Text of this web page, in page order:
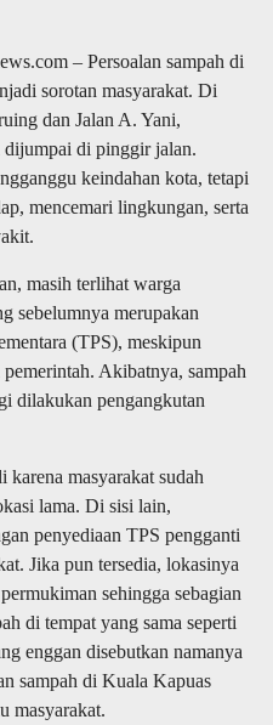
– Persoalan sampah di
sorotan masyarakat. Di
dan Jalan A. Yani,
dijumpai di pinggir jalan.
keindahan kota, tetapi
mencemari lingkungan, serta
masih terlihat warga
sebelumnya merupakan
(TPS), meskipun
Akibatnya, sampah
dilakukan pengangkutan
karena masyarakat sudah
lama. Di sisi lain,
penyediaan TPS pengganti
Jika pun tersedia, lokasinya
sehingga sebagian
di tempat yang sama seperti
enggan disebutkan namanya
sampah di Kuala Kapuas
masyarakat.